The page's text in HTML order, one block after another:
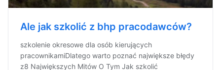
Ale jak szkolić z bhp pracodawców?
szkolenie okresowe dla osób kierujących
pracownikamiDlatego warto poznać największe błędy
z8 Największych Mitów O Tym Jak szkolić